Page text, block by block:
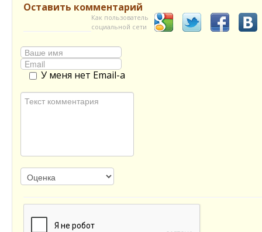
Оставить комментарий
Как пользователь
социальной сети
У меня нет Email-а